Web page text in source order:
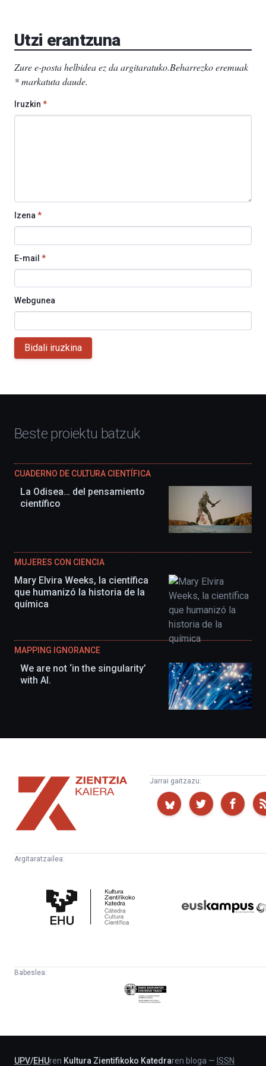
Utzi erantzuna
Zure e-posta helbidea ez da argitaratuko.Beharrezko eremuak
*markatuta daude.
Iruzkin *
Izena*
E-mail *
Webgunea
Bidali iruzkina
Beste proiektu batzuk
CUADERNO DE CULTURA CIENTÍFICA
La Odisea… del pensamiento
científico
MUJERES CON CIENCIA
Mary Elvira Weeks, la científica
que humanizó la historia de la
química
MAPPING IGNORANCE
We are not ‘in the singularity’
with AI.
Zientzia
Kaiera
Jarrai gaitzazu:
Argitaratzailea:
Zientifikoko
Katedra
Babeslea:
Eusko
Jaurlaritza
UPV/EHUren Kultura Zientifikoko Katedraren bloga — ISSN